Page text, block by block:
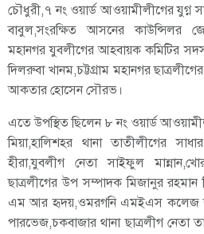
চৌধুরী,৭ নং ওয়ার্ড আওয়ামীলীগের যুগ্ন
বাবুল,সংরক্ষিত আসনের কাউন্সিলর
মহানগর যুবলীগের আহবায়ক কমিটির
দিলরুবা খানম,চট্টগ্রাম মহানগর
আকতার হোসেন সৌরভ।
এতে উপস্থিত ছিলেন ৮ নং ওয়ার্ড
মিয়া,হালিশহর থানা তাতীলীগের
হীরা,যুবলীগ নেতা সাইফুল
ছাত্রলীগের উপ সম্পাদক মিজানুর
এম আর হৃদয়,ওমরগনি এমইএস কলেজ
পারভেজ,চকবাজার থানা ছাত্রলীগ নেতা